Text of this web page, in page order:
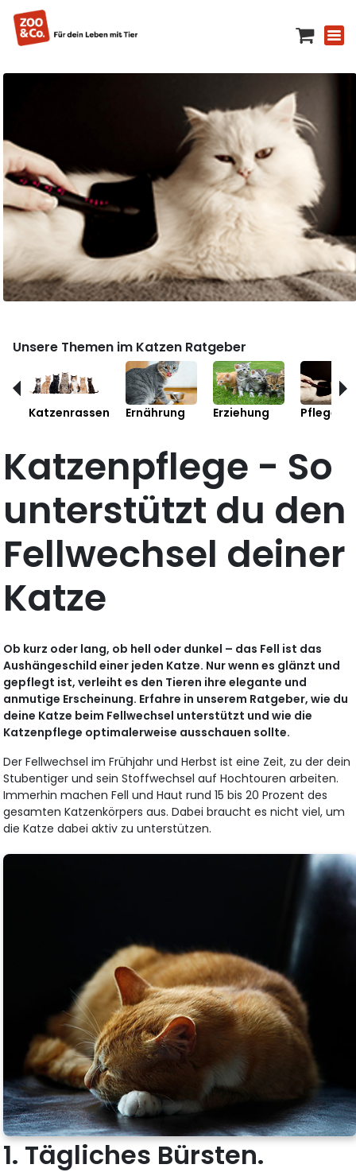
Unsere Themen im Katzen Ratgeber
Katzenrassen Ernährung Erziehung Pflege
Katzenpflege - So
unterstützt du den
Fellwechsel deiner
Katze
Ob kurz oder lang, ob hell oder dunkel – das Fell ist das
Aushängeschild einer jeden Katze. Nur wenn es glänzt und
gepflegt ist, verleiht es den Tieren ihre elegante und
anmutige Erscheinung. Erfahre in unserem Ratgeber, wie du
deine Katze beim Fellwechsel unterstützt und wie die
Katzenpflege optimalerweise ausschauen sollte.
Der Fellwechsel im Frühjahr und Herbst ist eine Zeit, zu der dein
Stubentiger und sein Stoffwechsel auf Hochtouren arbeiten.
Immerhin machen Fell und Haut rund 15 bis 20 Prozent des
gesamten Katzenkörpers aus. Dabei braucht es nicht viel, um
die Katze dabei aktiv zu unterstützen.
1. Tägliches Bürsten.